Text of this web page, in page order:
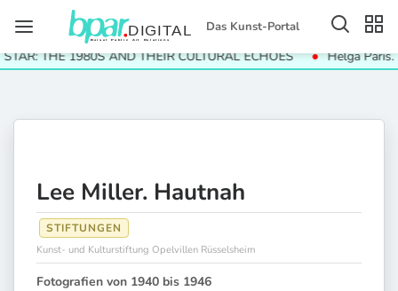
Das Kunst-Portal
THE 1980S AND THEIR CULTURAL ECHOES Helga Paris.
Lee Miller. Hautnah
STIFTUNGEN
Kunst- und Kulturstiftung Opelvillen Rüsselsheim
Fotografien von 1940 bis 1946